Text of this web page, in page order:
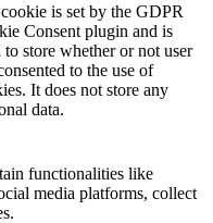
is set by the GDPR
Consent plugin and is
to store whether or not user
to the use of
It does not store any
data.
functionalities like
media platforms, collect